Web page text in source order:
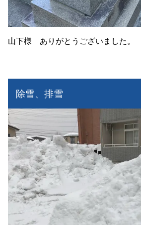
山下様 ありがとうございました。
除雪、排雪